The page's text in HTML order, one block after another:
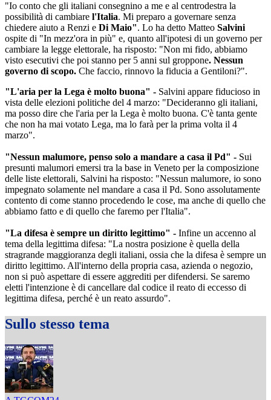
"Io conto che gli italiani consegnino a me e al centrodestra la
possibilità di cambiare l'Italia. Mi preparo a governare senza
chiedere aiuto a Renzi e Di Maio". Lo ha detto Matteo Salvini
ospite di "In mezz'ora in più" e, quanto all'ipotesi di un governo per
cambiare la legge elettorale, ha risposto: "Non mi fido, abbiamo
visto esecutivi che poi stanno per 5 anni sul groppone. Nessun
governo di scopo. Che faccio, rinnovo la fiducia a Gentiloni?".
"L'aria per la Lega è molto buona" - Salvini appare fiducioso in
vista delle elezioni politiche del 4 marzo: "Decideranno gli italiani,
ma posso dire che l'aria per la Lega è molto buona. C'è tanta gente
che non ha mai votato Lega, ma lo farà per la prima volta il 4
marzo".
"Nessun malumore, penso solo a mandare a casa il Pd" - Sui
presunti malumori emersi tra la base in Veneto per la composizione
delle liste elettorali, Salvini ha risposto: "Nessun malumore, io sono
impegnato solamente nel mandare a casa il Pd. Sono assolutamente
contento di come stanno procedendo le cose, ma anche di quello che
abbiamo fatto e di quello che faremo per l'Italia".
"La difesa è sempre un diritto legittimo" - Infine un accenno al
tema della legittima difesa: "La nostra posizione è quella della
stragrande maggioranza degli italiani, ossia che la difesa è sempre un
diritto legittimo. All'interno della propria casa, azienda o negozio,
non si può aspettare di essere aggrediti per difendersi. Se saremo
eletti l'intenzione è di cancellare dal codice il reato di eccesso di
legittima difesa, perché è un reato assurdo".
Sullo stesso tema